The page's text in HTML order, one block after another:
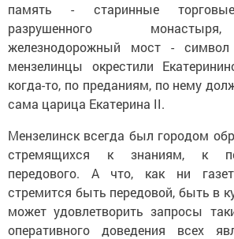
память - старинные
разрушенного
железнодорожный мост - символ
мензелинцы окрестили
когда-то, по преданиям, по нему
сама царица Екатерина II.
Мензелинск всегда был городом
стремящихся к знаниям, к
передового. А что, как ни
стремится быть передовой, быть в
может удовлетворить запросы
оперативного доведения всех